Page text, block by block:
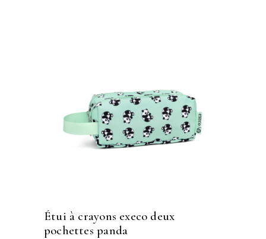
étui à crayons execo deux
pochettes panda